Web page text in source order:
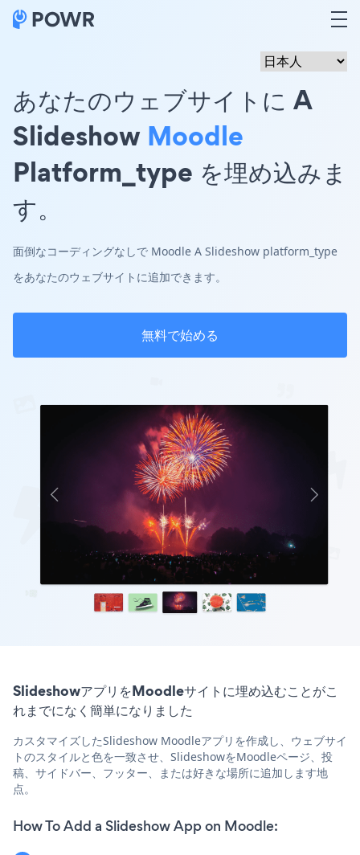
あなたのウェブサイトに A
Slideshow Moodle
Platform_type を埋め込みま
す。
面倒なコーディングなしで Moodle A Slideshow platform_type
をあなたのウェブサイトに追加できます。
無料で始める
SlideshowアプリをMoodleサイトに埋め込むことがこ
れまでになく簡単になりました
カスタマイズしたSlideshow Moodleアプリを作成し、ウェブサイ
トのスタイルと色を一致させ、SlideshowをMoodleページ、投
稿、サイドバー、フッター、または好きな場所に追加します地
点。
How To Add a Slideshow App on Moodle: